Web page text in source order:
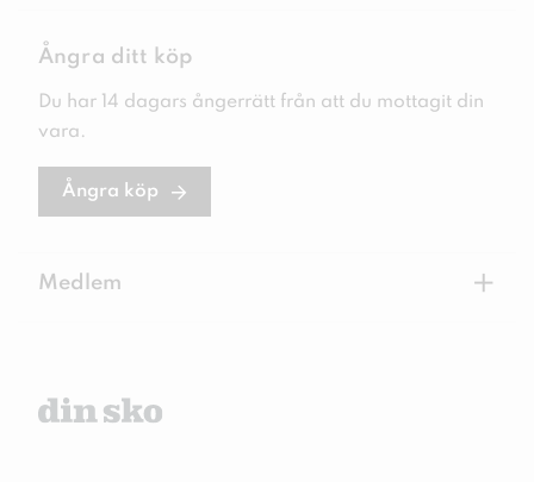
Ångra ditt köp
Du har 14 dagars ångerrätt från att du mottagit din
vara.
Ångra köp
Medlem +